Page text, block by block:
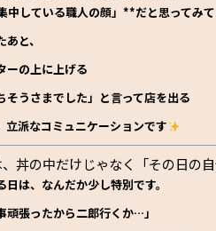
中している職人の顔」**だと思ってみ
と、
ーの上に上げる
そうさまでした」と言って店を出る
立派なコミュニケーションです
、丼の中だけじゃなく「その日の
日は、なんだか少し特別です。
頑張ったから二郎行くか…」